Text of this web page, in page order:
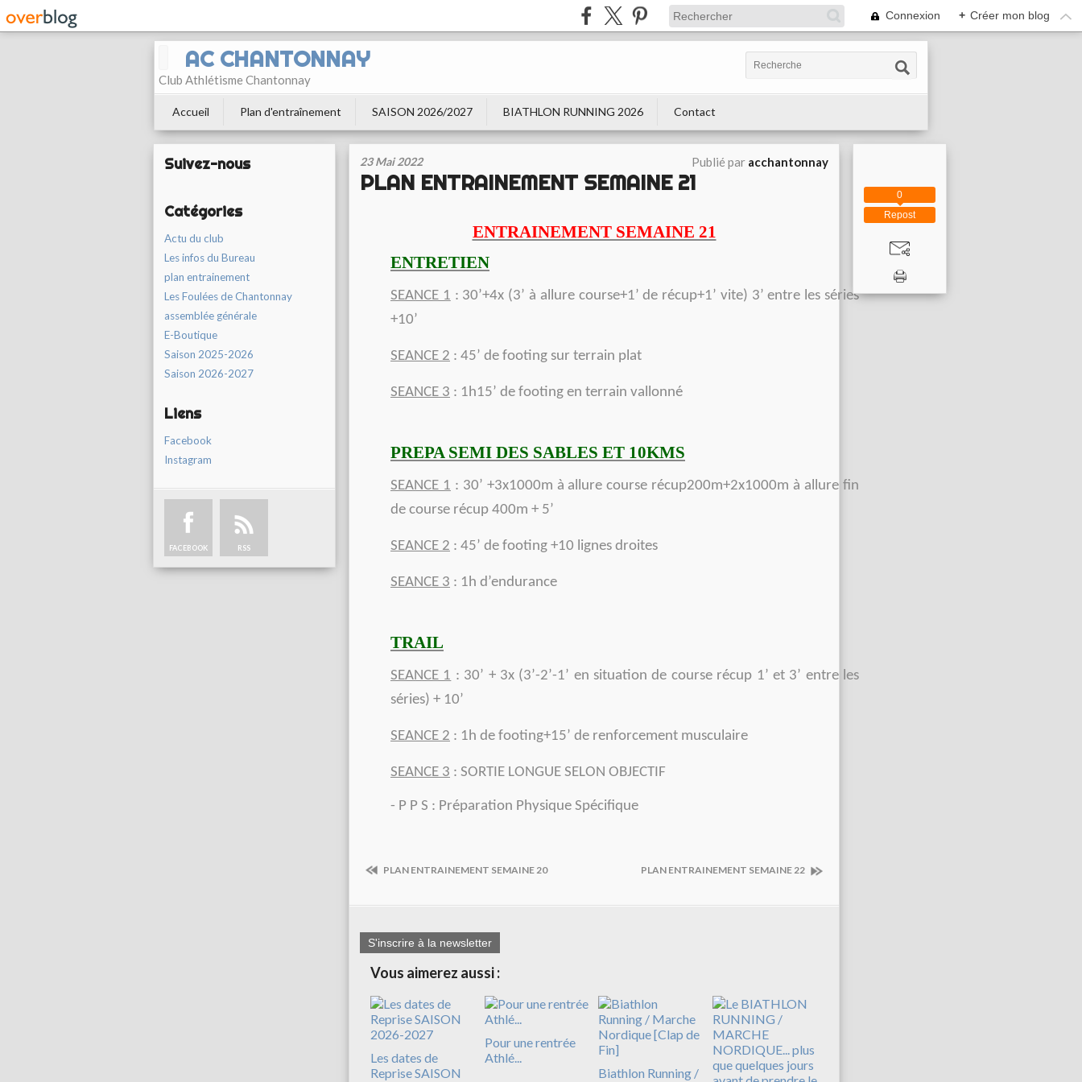
Connexion + Créer mon blog
AC CHANTONNAY
Club Athlétisme Chantonnay
Accueil Plan d'entraînement SAISON 2026/2027 BIATHLON RUNNING 2026 Contact
Suivez-nous
Catégories
Actu du club
Les infos du Bureau
plan entrainement
Les Foulées de Chantonnay
assemblée générale
E-Boutique
Saison 2025-2026
Saison 2026-2027
Liens
Facebook
Instagram
FACEBOOK RSS
23 Mai 2022 Publié par acchantonnay
PLAN ENTRAINEMENT SEMAINE 21
ENTRAINEMENT SEMAINE 21
ENTRETIEN
SEANCE 1 : 30’+4x (3’ à allure course+1’ de récup+1’ vite) 3’ entre les séries
+10’
SEANCE 2 : 45’ de footing sur terrain plat
SEANCE 3 : 1h15’ de footing en terrain vallonné
PREPA SEMI DES SABLES ET 10KMS
SEANCE 1 : 30’ +3x1000m à allure course récup200m+2x1000m à allure fin
de course récup 400m + 5’
SEANCE 2 : 45’ de footing +10 lignes droites
SEANCE 3 : 1h d’endurance
TRAIL
SEANCE 1 : 30’ + 3x (3’-2’-1’ en situation de course récup 1’ et 3’ entre les
séries) + 10’
SEANCE 2 : 1h de footing+15’ de renforcement musculaire
SEANCE 3 : SORTIE LONGUE SELON OBJECTIF
- P P S : Préparation Physique Spécifique
PLAN ENTRAINEMENT SEMAINE 20 PLAN ENTRAINEMENT SEMAINE 22
S'inscrire à la newsletter
Vous aimerez aussi :
Les dates de
Reprise SAISON
Pour une rentrée
Athlé...
Biathlon Running /
Repost
0